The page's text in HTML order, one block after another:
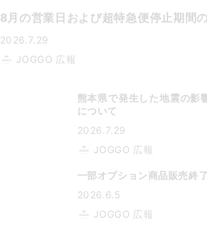
8月の営業日および超特急便停止期間
2026.7.29
JOGGO 広報
熊本県で発生した地震の影
について
2026.7.29
JOGGO 広報
一部オプション商品販売終
2026.6.5
JOGGO 広報